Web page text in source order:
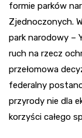
formie parków
Zjednoczonych.
park narodowy –
ruch na rzecz
przełomowa
federalny
przyrody nie dla
korzyści całego